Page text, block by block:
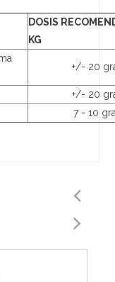
DOSIS
KG
+/- 20
+/- 20
7 - 10